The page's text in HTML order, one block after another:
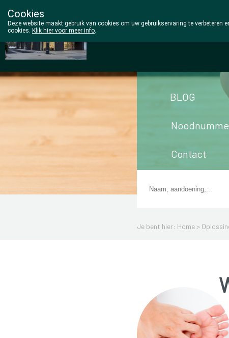
Wezel Pharma
BLOG
Contact
Je bent hier: Home >
Cookies
Deze website maakt gebruik van cookies om uw gebruikservaring te
cookies. Klik hier voor meer info.